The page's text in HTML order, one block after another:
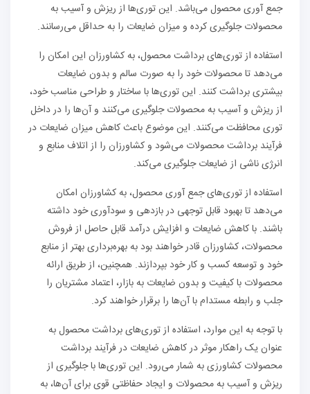
جمع آوری محصول می‌باشد. این توری‌ها از ریزش و آسیب به
محصولات جلوگیری کرده و میزان ضایعات را به حداقل می‌رسانند.
استفاده از توری‌های برداشت محصول، به کشاورزان این امکان را
می‌دهد تا محصولات خود را به صورت سالم و بدون ضایعات
بیشتری برداشت کنند. این توری‌ها با ساختار و طراحی مناسب خود،
از ریزش و آسیب به محصولات جلوگیری می‌کنند و آن‌ها را در داخل
توری محافظت می‌کنند. این موضوع باعث کاهش میزان ضایعات در
فرآیند برداشت محصولات می‌شود و کشاورزان را از اتلاف منابع و
انرژی ناشی از ضایعات جلوگیری می‌کند.
استفاده از توری‌های جمع آوری محصول، به کشاورزان امکان
می‌دهد تا بهبود قابل توجهی در بازدهی و سودآوری خود داشته
باشند. با کاهش ضایعات و افزایش درآمد قابل حاصل از فروش
محصولات، کشاورزان قادر خواهند بود به بهره‌برداری بهتر از منابع
خود و توسعه کسب و کار خود بپردازند. همچنین، از طریق ارائه
محصولات با کیفیت و بدون ضایعات به بازار، اعتماد مشتریان را
جلب و رابطه مستدام با آن‌ها را برقرار خواهند کرد.
با توجه به این موارد، استفاده از توری‌های برداشت محصول به
عنوان یک راهکار موثر در کاهش ضایعات در فرآیند برداشت
محصولات کشاورزی به شمار می‌رود. این توری‌ها با جلوگیری از
ریزش و آسیب به محصولات و ایجاد حفاظتی قوی برای آن‌ها، به